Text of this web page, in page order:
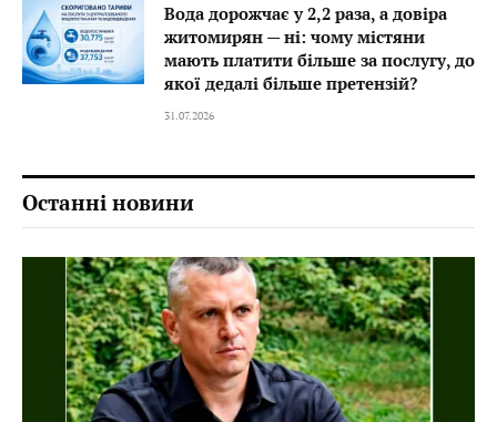
Вода дорожчає у 2,2 раза, а довіра
житомирян — ні: чому містяни
мають платити більше за послугу, до
якої дедалі більше претензій?
31.07.2026
Останні новини